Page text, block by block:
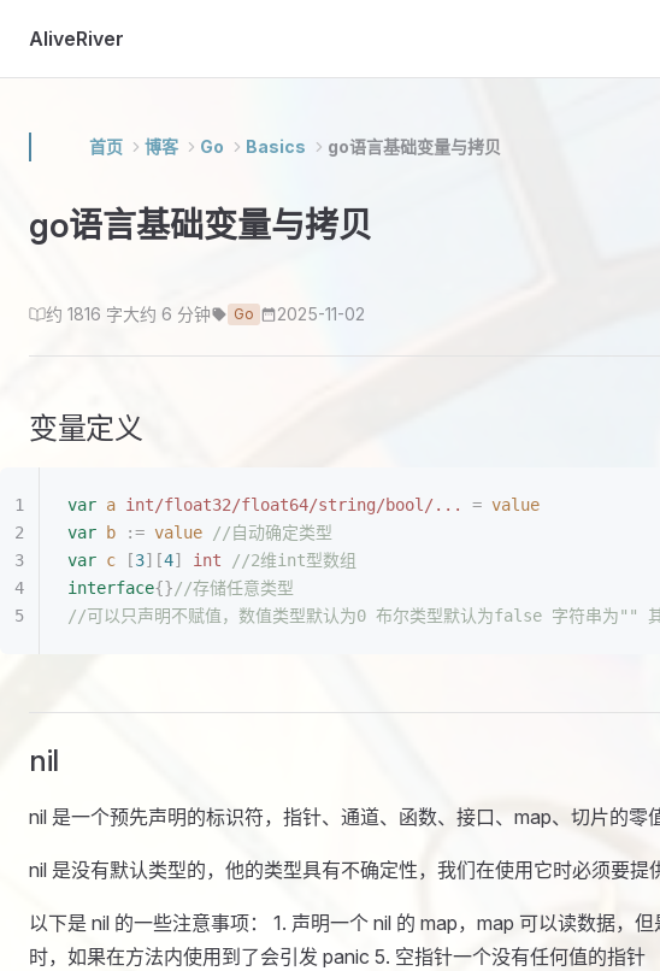
Skip to content
AliveRiver
首页 博客 Go Basics go语言基础变量与拷贝
go语言基础变量与拷贝
约 1816 字大约 6 分钟 Go 2025-11-02
变量定义
var a int/float32/float64/string/bool/... = value
var b := value //自动确定类型
var c [3][4] int //2维int型数组
interface{}//存储任意类型
//可以只声明不赋值，数值类型默认为0 布尔类型默认为false 字符串为""
nil
nil 是一个预先声明的标识符，指针、通道、函数、接口、map、切片的零
nil 是没有默认类型的，他的类型具有不确定性，我们在使用它时必须要
以下是 nil 的一些注意事项： 1. 声明一个 nil 的 map，map 可以读数据，
时，如果在方法内使用到了会引发 panic 5. 空指针一个没有任何值的指针